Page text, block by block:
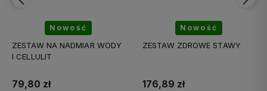
Nowość
ZESTAW NA NADMIAR WODY
I CELLULIT
79,80 zł
Nowość
ZESTAW ZDROWE STAWY
176,89 zł